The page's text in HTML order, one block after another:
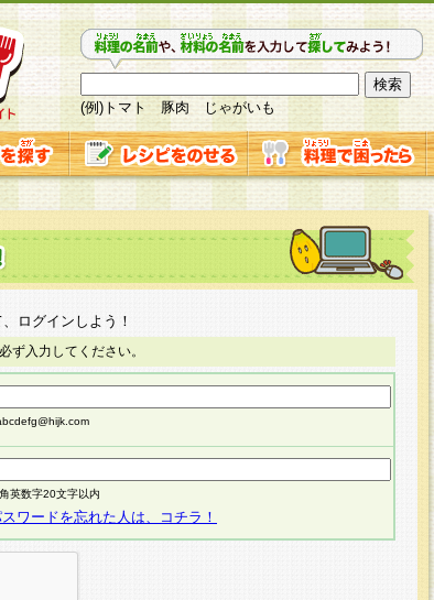
(例)トマト 豚肉 じゃがいも
ログインしよう！
ず入力してください。
英数字20文字以内
ワードを忘れた人は、コチラ！